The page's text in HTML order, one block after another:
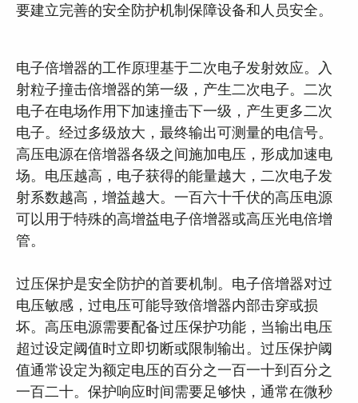
要建立完善的安全防护机制保障设备和人员安全。
电子倍增器的工作原理基于二次电子发射效应。入
射粒子撞击倍增器的第一级，产生二次电子。二次
电子在电场作用下加速撞击下一级，产生更多二次
电子。经过多级放大，最终输出可测量的电信号。
高压电源在倍增器各级之间施加电压，形成加速电
场。电压越高，电子获得的能量越大，二次电子发
射系数越高，增益越大。一百六十千伏的高压电源
可以用于特殊的高增益电子倍增器或高压光电倍增
管。
过压保护是安全防护的首要机制。电子倍增器对过
电压敏感，过电压可能导致倍增器内部击穿或损
坏。高压电源需要配备过压保护功能，当输出电压
超过设定阈值时立即切断或限制输出。过压保护阈
值通常设定为额定电压的百分之一百一十到百分之
一百二十。保护响应时间需要足够快，通常在微秒